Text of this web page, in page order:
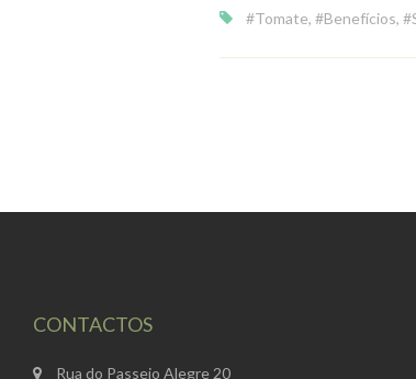
#tomate, #benefícios,
CONTACTOS
Rua do Passeio Alegre 20